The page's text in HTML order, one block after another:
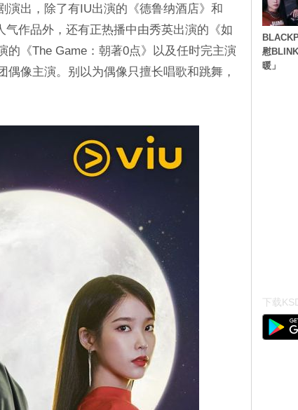
演出，除了有IU出演的《德鲁纳酒店》和
气作品外，还有正热播中由秀英出演的《如
的《The Game：朝著0点》以及任时完主演
像主演。别以为偶像只擅长唱歌和跳舞，
慰
暖」
下载